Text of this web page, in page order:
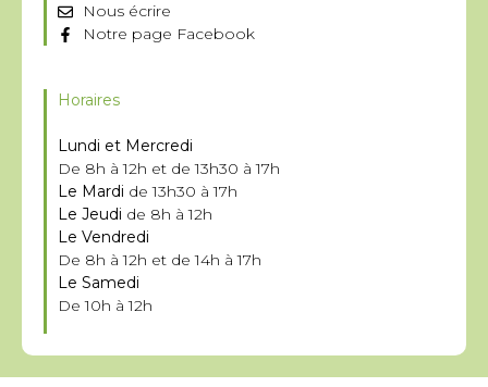
Nous écrire
Notre page Facebook
Horaires
Lundi et Mercredi
De 8h à 12h et de 13h30 à 17h
Le Mardi de 13h30 à 17h
Le Jeudi de 8h à 12h
Le Vendredi
De 8h à 12h et de 14h à 17h
Le Samedi
De 10h à 12h